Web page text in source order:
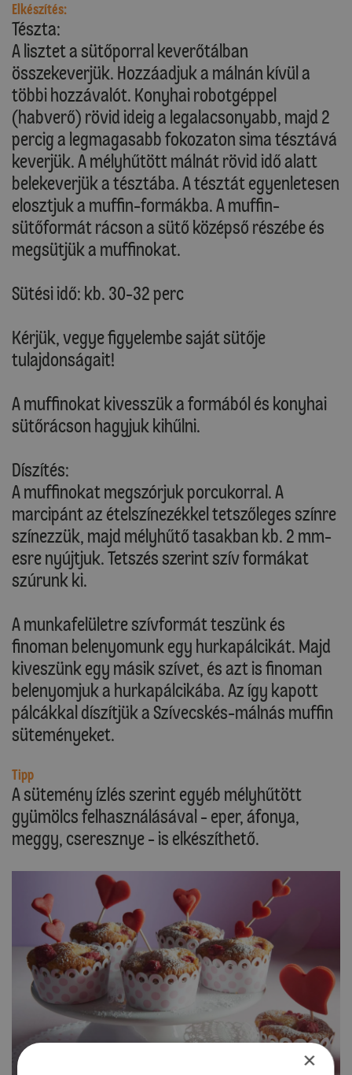
Elkészítés:
Tészta:
A lisztet a sütőporral keverőtálban
összekeverjük. Hozzáadjuk a málnán kívül a
többi hozzávalót. Konyhai robotgéppel
(habverő) rövid ideig a legalacsonyabb, majd 2
percig a legmagasabb fokozaton sima tésztává
keverjük. A mélyhűtött málnát rövid idő alatt
belekeverjük a tésztába. A tésztát egyenletesen
elosztjuk a muffin-formákba. A muffin-
sütőformát rácson a sütő középső részébe és
megsütjük a muffinokat.
Sütési idő: kb. 30-32 perc
Kérjük, vegye figyelembe saját sütője
tulajdonságait!
A muffinokat kivesszük a formából és konyhai
sütőrácson hagyjuk kihűlni.
Díszítés:
A muffinokat megszórjuk porcukorral. A
marcipánt az ételszínezékkel tetszőleges színre
színezzük, majd mélyhűtő tasakban kb. 2 mm-
esre nyújtjuk. Tetszés szerint szív formákat
szúrunk ki.
A munkafelületre szívformát teszünk és
finoman belenyomunk egy hurkapálcikát. Majd
kiveszünk egy másik szívet, és azt is finoman
belenyomjuk a hurkapálcikába. Az így kapott
pálcákkal díszítjük a Szívecskés-málnás muffin
süteményeket.
Tipp
A sütemény ízlés szerint egyéb mélyhűtött
gyümölcs felhasználásával - eper, áfonya,
meggy, cseresznye - is elkészíthető.
×